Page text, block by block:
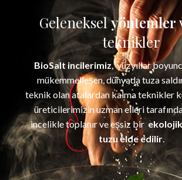
Gelenekselyöntemler
teknikler
BioSalt incilerimiz, yüzyıllar
mükemmelleşen, dünyada tuza
teknik olan atalardan kalma teknikler
üreticilerimizin uzman elleri
incelikle toplanır ve eşsiz bir
tuzu elde edilir.